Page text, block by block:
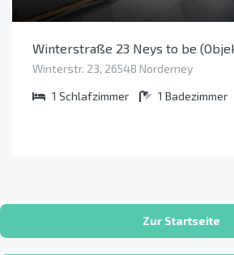
Winterstraße 23 Neys to be
Winterstr. 23, 26548 Norderney
1 Schlafzimmer 1 Badezimmer
Zur Startseite